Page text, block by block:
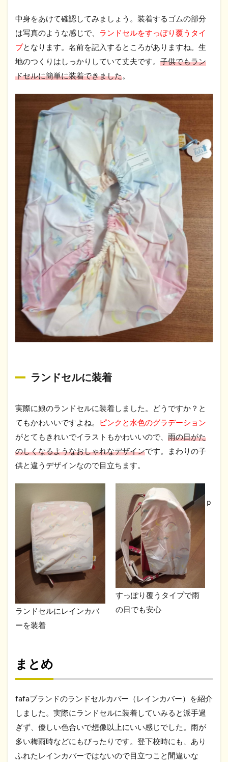
中身をあけて確認してみましょう。装着するゴムの部分
は写真のような感じで、 ランドセルをすっぽり覆うタイ
プとなります。名前を記入するところがありますね。生
地のつくりはしっかりしていて丈夫です。 子供でもラン
ドセルに簡単に装着できました。
ランドセルに装着
実際に娘のランドセルに装着しました。どうですか？と
てもかわいいですよね。
ピンクと水色のグラデーション
がとてもきれいでイラストもかわいいので、 雨の日がた
のしくなるようなおしゃれなデザインです。まわりの子
供と違うデザインなので目立ちます。
ランドセルにレインカバ
ーを装着
すっぽり覆うタイプで雨
の日でも安心
ｐ
まとめ
fafaブランドのランドセルカバー（レインカバー）を紹介
しました。実際にランドセルに装着していみると派手過
ぎず、優しい色合いで想像以上にいい感じでした。雨が
多い梅雨時などにもぴったりです。登下校時にも、あり
ふれたレインカバーではないので目立つこと間違いな